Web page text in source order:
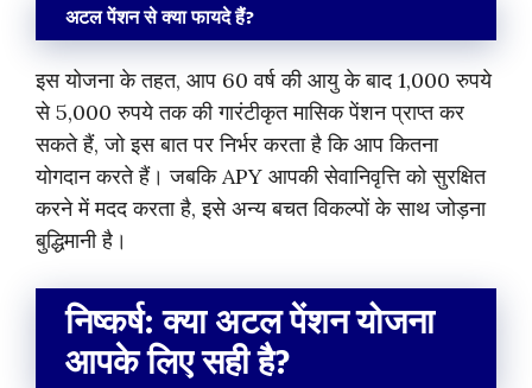
अटल पेंशन से क्या फायदे हैं?
इस योजना के तहत, आप 60 वर्ष की आयु के बाद 1,000 रुपये
से 5,000 रुपये तक की गारंटीकृत मासिक पेंशन प्राप्त कर
सकते हैं, जो इस बात पर निर्भर करता है कि आप कितना
योगदान करते हैं। जबकि APY आपकी सेवानिवृत्ति को सुरक्षित
करने में मदद करता है, इसे अन्य बचत विकल्पों के साथ जोड़ना
बुद्धिमानी है।
निष्कर्ष: क्या अटल पेंशन योजना
आपके लिए सही है?